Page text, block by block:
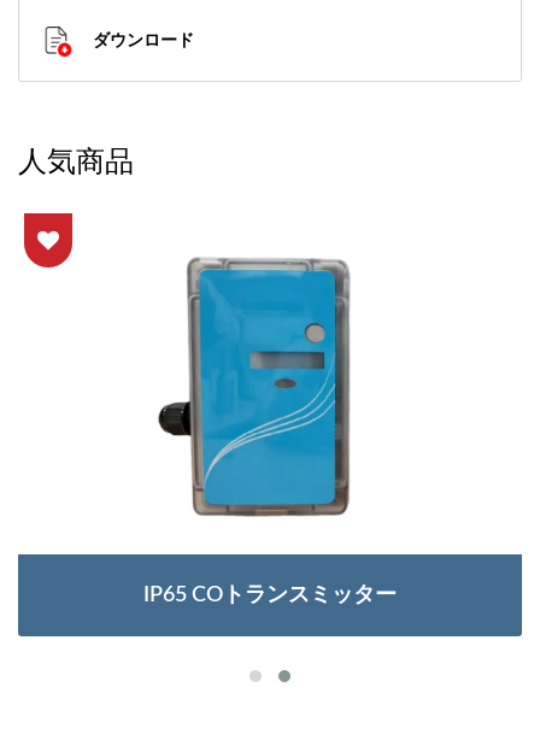
ダウンロード
人気商品
IP65 COトランスミッター